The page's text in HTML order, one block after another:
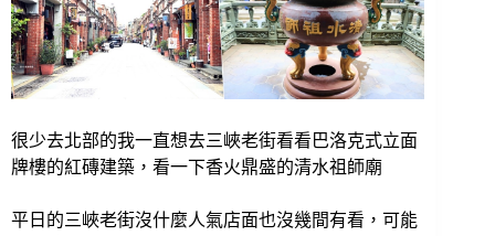
很少去北部的我一直想去三峽老街看看巴洛克式立面
牌樓的紅磚建築，看一下香火鼎盛的清水祖師廟
平日的三峽老街沒什麼人氣店面也沒幾間有看，可能